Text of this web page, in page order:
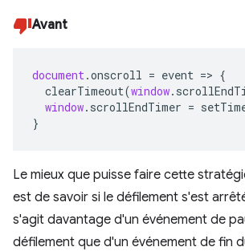
Avant
document.onscroll = event => {
clearTimeout(window.
window. scrollEndTimer =
}
Le mieux que puisse faire cette
est de savoir si le défilement s'est
s'agit davantage d'un événement de
défilement que d'un événement de fin